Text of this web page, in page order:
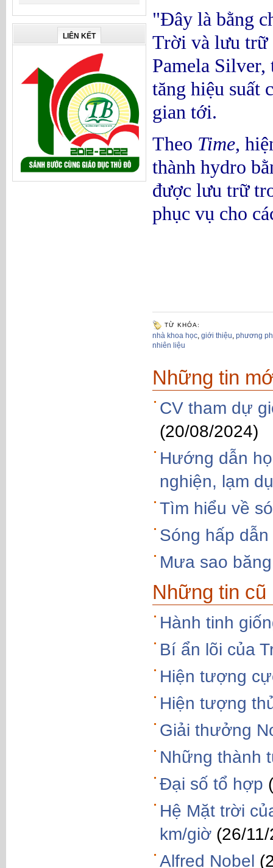
LIÊN KẾT
"Đây là bằng
Trời và lưu trữ
Pamela
tăng hiệu suất
gian tới.
Theo Time,
thành hydro
được lưu trữ
phục vụ cho
TỪ KHÓA:
nhà khoa học, giới thiệu, phương
nhiên liệu
Những tin
CV tham dự
(20/08/2024)
Hướng dẫn
nghiện, lạm
Tìm hiểu về
Sóng hấp
Mưa sao băng
Những tin cũ
Hành tinh
Bí ẩn lõi của
Hiện tượng
Hiện tượng
Giải thưởng
Những thành
Đại số tổ hợp
Hệ Mặt trời
km/giờ (26/
Alfred Nobel